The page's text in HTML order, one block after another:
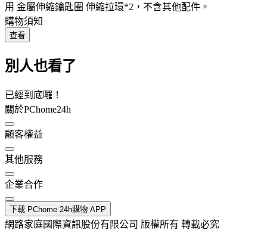
用 金屬伸縮鑰匙圈 伸縮拉環*2，不含其他配件。
購物須知
查看
別人也看了
已經到底囉！
關於PChome24h
顧客權益
其他服務
企業合作
下載 PChome 24h購物 APP
網路家庭國際資訊股份有限公司 版權所有 轉載必究